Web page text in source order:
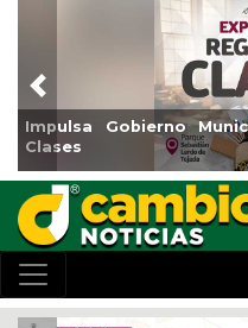
Expo Venta Regreso a
Previous